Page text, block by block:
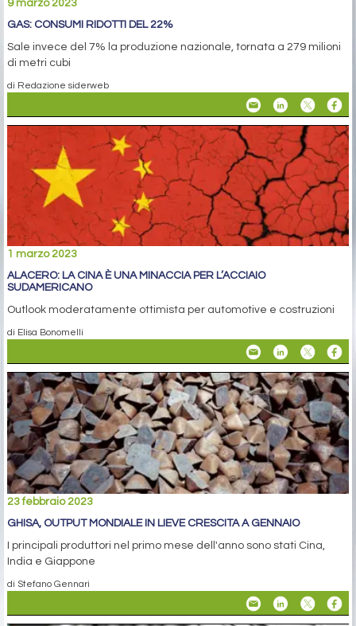
9 marzo 2023
GAS: CONSUMI RIDOTTI DEL 22%
Sale invece del 7% la produzione nazionale, tornata a 279 milioni
di metri cubi
di Redazione siderweb
1 marzo 2023
ALACERO: LA CINA È UNA MINACCIA PER L’ACCIAIO
SUDAMERICANO
Outlook moderatamente ottimista per automotive e costruzioni
di Elisa Bonomelli
23 febbraio 2023
GHISA, OUTPUT MONDIALE IN LIEVE CRESCITA A GENNAIO
I principali produttori nel primo mese dell'anno sono stati Cina,
India e Giappone
di Stefano Gennari